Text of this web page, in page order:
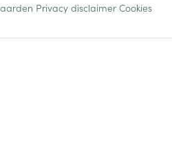
Privacy disclaimer Cookies